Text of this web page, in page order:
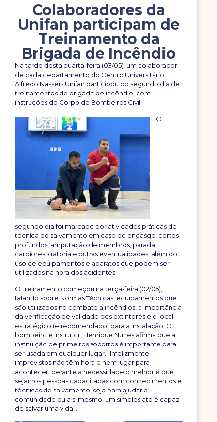
Colaboradores da
Unifan participam de
Treinamento da
Brigada de Incêndio
Na tarde desta quarta-feira (03/05), um colaborador
de cada departamento do Centro Universitário
Alfredo Nasser- Unifan participou do segundo dia de
treinamentos de brigada de incêndio, com
instruções do Corpo de Bombeiros Civil.
O
segundo dia foi marcado por atividades práticas de
técnica de salvamento em caso de engasgo, cortes
profundos, amputação de membros, parada
cardiorespiratória e outras eventualidades, além do
uso de equipamentos e aparatos que podem ser
utilizados na hora dos acidentes.
O treinamento começou na terça-feira (02/05),
falando sobre Normas Técnicas, equipamentos que
são utilizados no combate a incêndios, a importância
da verificação de validade dos extintores e o local
estratégico (e recomendado) para a instalação. O
bombeiro e instrutor, Henrique Nunes afirma que a
instituição de primeiros socorros é importante para
ser usada em qualquer lugar. “Infelizmente
imprevistos não têm hora e nem lugar para
acontecer, perante a necessidade o melhor é que
sejamos pessoas capacitadas com conhecimentos e
técnicas de salvamento, seja para ajudar a
comunidade ou a si mesmo, um simples ato é capaz
de salvar uma vida”.